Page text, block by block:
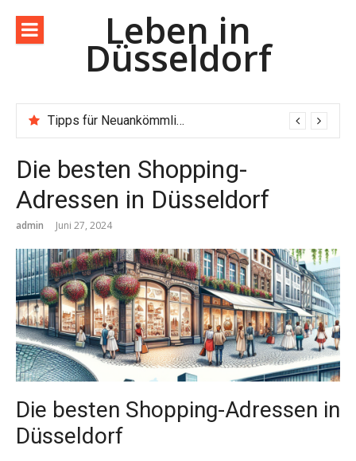
zum
Inhalt
Leben in
Düsseldorf
Tipps für Neuankömmlinge in Düsseldorf – Dein Wegweiser für den Neustart
Die besten Shopping-
Adressen in Düsseldorf
admin Juni 27, 2024
Die besten Shopping-Adressen in
Düsseldorf